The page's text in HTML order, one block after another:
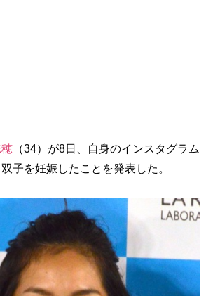
（34）が8日、自身のインスタグラム
子を妊娠したことを発表した。